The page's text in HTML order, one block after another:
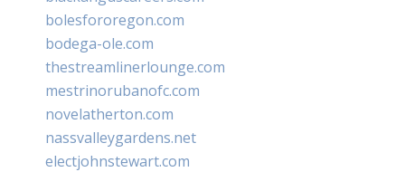
bolesfororegon.com
bodega-ole.com
thestreamlinerlounge.com
mestrinorubanofc.com
novelatherton.com
nassvalleygardens.net
electjohnstewart.com